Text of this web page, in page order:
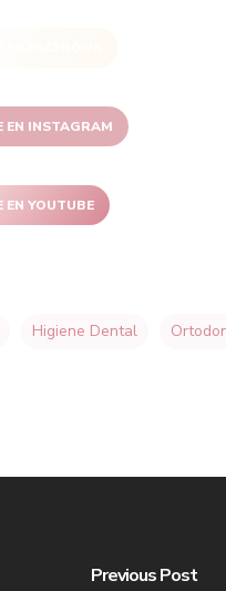
EN INSTAGRAM
EN YOUTUBE
Higiene Dental
Previous Post